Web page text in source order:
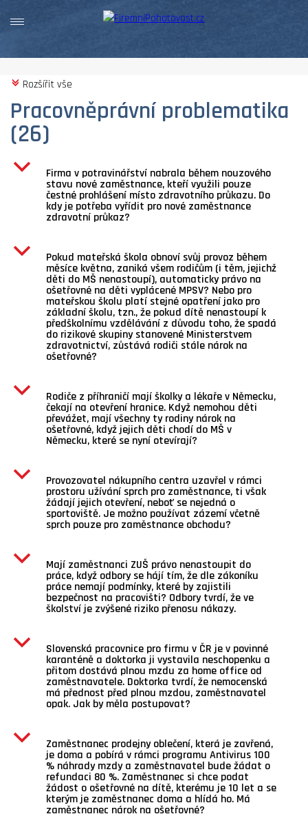
c Rozšířit vše
Pracovněprávní problematika
(26)
b Firma v potravinářství nabrala během nouzového
stavu nové zaměstnance, kteří využili pouze
čestné prohlášení místo zdravotního průkazu. Do
kdy je potřeba vyřídit pro nové zaměstnance
zdravotní průkaz?
b Pokud mateřská škola obnoví svůj provoz během
měsíce května, zaniká všem rodičům (i těm, jejichž
děti do MŠ nenastoupí), automaticky právo na
ošetřovné na děti vyplácené MPSV? Nebo pro
mateřskou školu platí stejné opatření jako pro
základní školu, tzn., že pokud dítě nenastoupí k
předškolnímu vzdělávání z důvodu toho, že spadá
do rizikové skupiny stanovené Ministerstvem
zdravotnictví, zůstává rodiči stále nárok na
ošetřovné?
b Rodiče z příhraničí mají školky a lékaře v Německu,
čekají na otevření hranice. Když nemohou děti
převážet, mají všechny ty rodiny nárok na
ošetřovné, když jejich děti chodí do MŠ v
Německu, které se nyní otevírají?
b Provozovatel nákupního centra uzavřel v rámci
prostoru užívání sprch pro zaměstnance, ti však
žádají jejich otevření, neboť se nejedná o
sportoviště. Je možno používat zázemí včetně
sprch pouze pro zaměstnance obchodu?
b Mají zaměstnanci ZUŠ právo nenastoupit do
práce, když odbory se hájí tím, že dle zákoníku
práce nemají podmínky, které by zajistili
bezpečnost na pracovišti? Odbory tvrdí, že ve
školství je zvýšené riziko přenosu nákazy.
b Slovenská pracovnice pro firmu v ČR je v povinné
karanténě a doktorka ji vystavila neschopenku a
přitom dostává plnou mzdu za home office od
zaměstnavatele. Doktorka tvrdí, že nemocenská
má přednost před plnou mzdou, zaměstnavatel
opak. Jak by měla postupovat?
b Zaměstnanec prodejny oblečení, která je zavřená,
je doma a pobírá v rámci programu Antivirus 100
% náhrady mzdy a zaměstnavatel bude žádat o
refundaci 80 %. Zaměstnanec si chce podat
žádost o ošetřovné na dítě, kterému je 10 let a se
kterým je zaměstnanec doma a hlídá ho. Má
zaměstnanec nárok na ošetřovné?